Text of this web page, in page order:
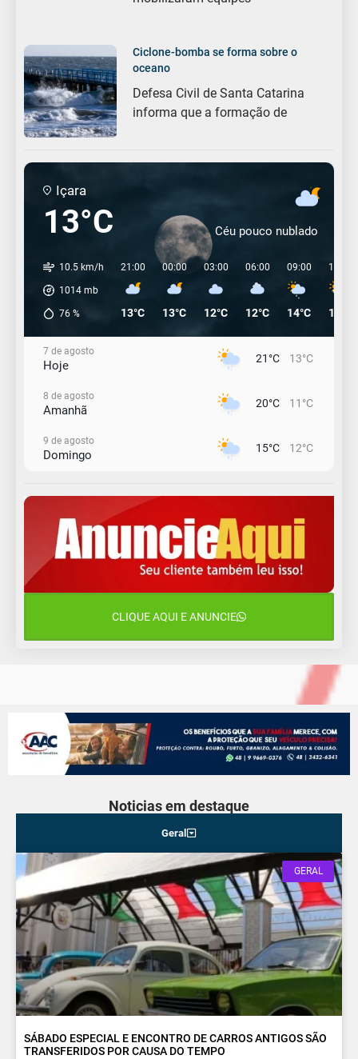
Ciclone-bomba se forma sobre o
oceano
Defesa Civil de Santa Catarina
informa que a formação de
Içara
13°C Céu pouco nublado
10.5 km/h
1014 mb
76 %
21:00
13°C
00:00
13°C
03:00
12°C
06:00
12°C
09:00
14°C
12:00
19°C
7 de agosto
Hoje 21°C 13°C
8 de agosto
Amanhã 20°C 11°C
9 de agosto
Domingo 15°C 12°C
Segunda-Feira 14°C 10°C
11 de agosto
Terça-Feira
Quarta-Feira
CLIQUE AQUI E ANUNCIE
Noticias em destaque
Geral
GERAL
SÁBADO ESPECIAL E ENCONTRO DE CARROS ANTIGOS SÃO
TRANSFERIDOS POR CAUSA DO TEMPO